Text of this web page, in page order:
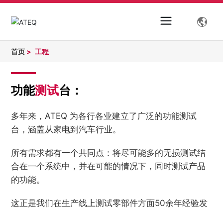
首页 工程
功能测试台：
多年来，ATEQ 为各行各业建立了广泛的功能测试
台，涵盖从家电到汽车行业。
所有需求都有一个共同点：将尽可能多的无损测试结
合在一个系统中，并在可能的情况下，同时测试产品
的功能。
这正是我们在生产线上测试零部件方面50余年经验发